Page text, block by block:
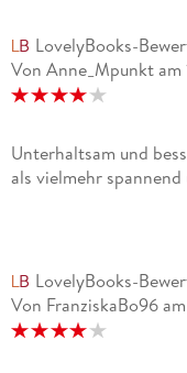
LovelyBooks-
Von Anne_Mpunkt am
Unterhaltsam und
als vielmehr
LovelyBooks-
Von FranziskaBo96 am